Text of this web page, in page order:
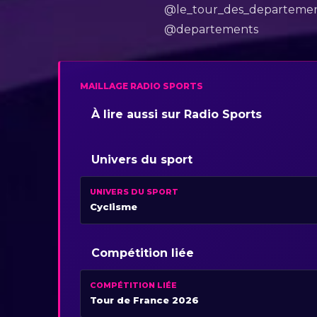
@departements
MAILLAGE RADIO SPORTS
À lire aussi sur Radio Sports
Univers du sport
UNIVERS DU SPORT
Cyclisme
Compétition liée
COMPÉTITION LIÉE
Tour de France 2026